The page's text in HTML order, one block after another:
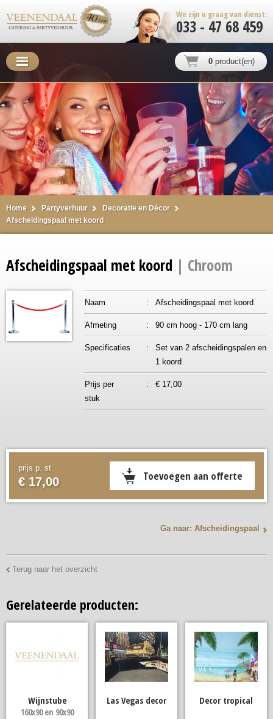
We zijn u graag van dienst:
033 - 47 68 459
0 product(en)
Home Partyverhuur
Decoratie en Décor
Afscheidingspaal met koord
Afscheidingspaal met koord | Chroom
Naam : Afscheidingspaal met koord
Afmeting : 90 cm hoog - 170 cm lang
Specificaties :
Set van 2 afscheidingspalen en
1 koord
Prijs per
stuk
: € 17,00
prijs p. st.
€ 17,00
Ga naar: Afscheidingspaal
Terug naar het overzicht
Gerelateerde producten:
Wijnstube
160x90 en 90x90
Las Vegas decor Decor tropical